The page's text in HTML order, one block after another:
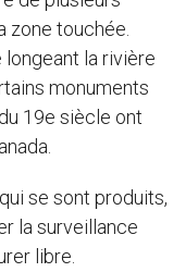
zone touchée.
longeant la rivière
monuments
19e siècle ont
se sont produits,
la surveillance
libre.